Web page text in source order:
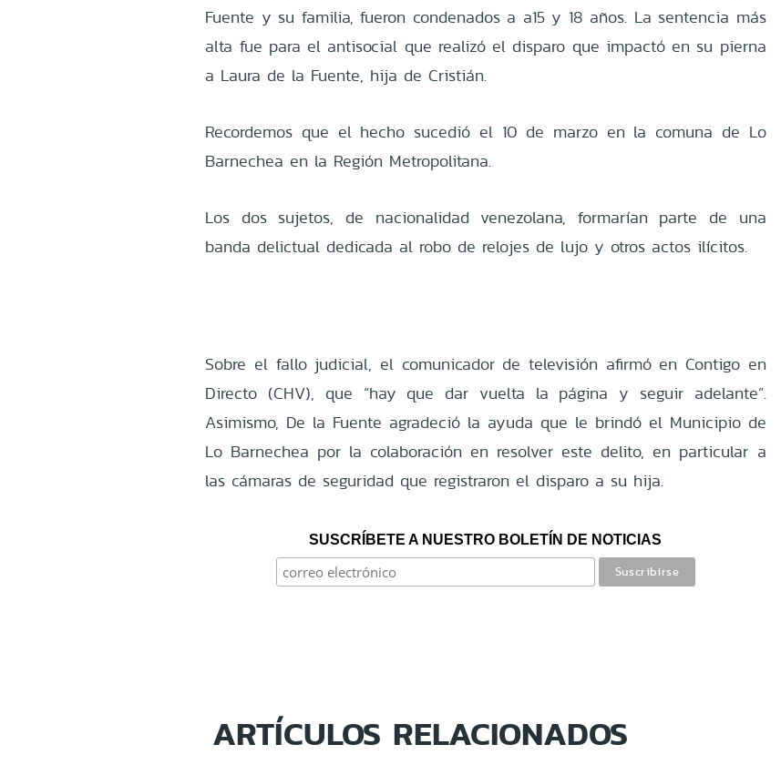
Fuente y su familia, fueron condenados a a15 y 18 años. La sentencia más
alta fue para el antisocial que realizó el disparo que impactó en su pierna
a Laura de la Fuente, hija de Cristián.
Recordemos que el hecho sucedió el 10 de marzo en la comuna de Lo
Barnechea en la Región Metropolitana.
Los dos sujetos, de nacionalidad venezolana, formarían parte de una
banda delictual dedicada al robo de relojes de lujo y otros actos ilícitos.
Sobre el fallo judicial, el comunicador de televisión afirmó en Contigo en
Directo (CHV), que “hay que dar vuelta la página y seguir adelante”.
Asimismo, De la Fuente agradeció la ayuda que le brindó el Municipio de
Lo Barnechea por la colaboración en resolver este delito, en particular a
las cámaras de seguridad que registraron el disparo a su hija.
SUSCRÍBETE A NUESTRO BOLETÍN DE NOTICIAS
ARTÍCULOS RELACIONADOS